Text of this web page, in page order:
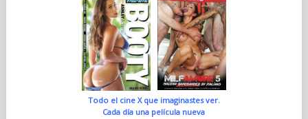
Todo el cine X que imaginastes ver.
Cada día una película nueva